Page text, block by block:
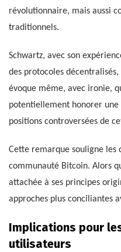
révolutionnaire, mais aussi
traditionnels.
Schwartz, avec son
des protocoles
évoque même, avec ironie,
potentiellement honorer
positions controversées de
Cette remarque souligne les
communauté Bitcoin. Alors
attachée à ses principes
approches plus conciliantes
Implications pour
utilisateurs